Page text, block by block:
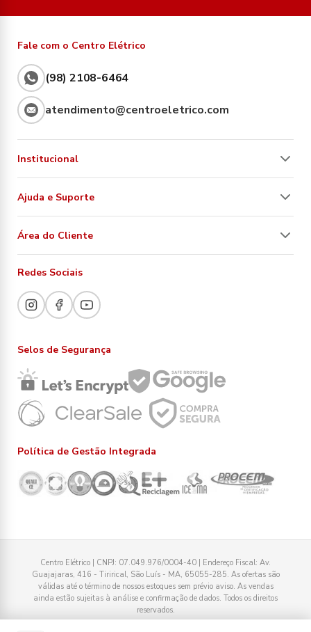
Fale com o Centro Elétrico
(98) 2108-6464
atendimento@centroeletrico.com
Institucional
Ajuda e Suporte
Área do Cliente
Redes Sociais
Selos de Segurança
Política de Gestão Integrada
Centro Elétrico | CNPJ: 07.049.976/0004-40 | Endereço Fiscal: Av.
Guajajaras, 416 - Tirirical, São Luís - MA, 65055-285. As ofertas são
válidas até o término de nossos estoques sem prévio aviso. As vendas
ainda estão sujeitas à análise e confirmação de dados. Todos os direitos
reservados.